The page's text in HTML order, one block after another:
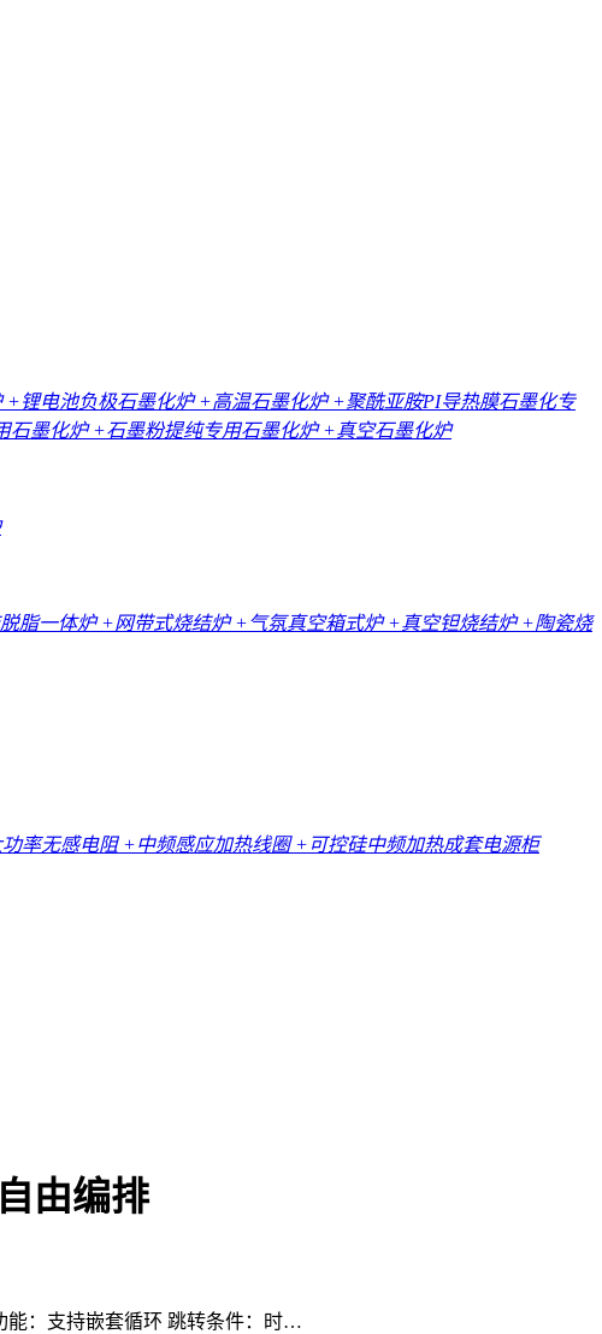
+锂电池负极石墨化炉+高温石墨化炉+聚酰亚胺PI导热膜石墨化专
石墨化炉+石墨粉提纯专用石墨化炉+真空石墨化炉
脂一体炉+网带式烧结炉+气氛真空箱式炉+真空钽烧结炉+陶瓷烧
率无感电阻 +中频感应加热线圈+可控硅中频加热成套电源柜
由编排
能：支持嵌套循环 跳转条件：时…